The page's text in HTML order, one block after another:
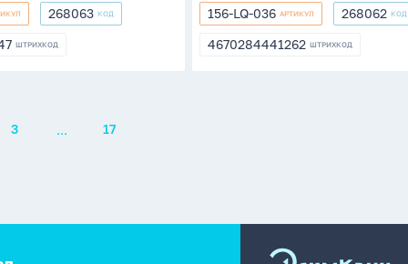
268063
268063 КОД
ШТРИХКОД
156-
LQ-
156-LQ-036 АРТИКУЛ 268062
268062 КОД
4670284441262
4670284441262 ШТРИХКОД
3 ... 17